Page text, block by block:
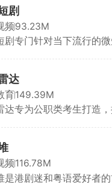
表单、做报表等复杂任务
资料、写文案、做数据的
成本极低。
剧
频93.23M
剧专门针对当下流行的微
间就能快速看完一整部短
是正版资源，数量非常大
剧荒。
达
育149.39M
达专为公职类考生打造，
官网，真实可靠。实时捕
公考资讯，通过订阅提醒
荐专属好职位。智能职位
个人简历高效匹配适合
频116.78M
是港剧迷和粤语爱好者的